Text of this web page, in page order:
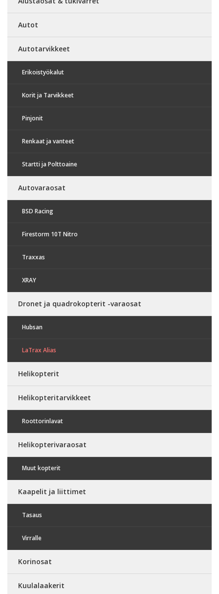
Autot
Autotarvikkeet
Erikoistyökalut
Korit ja Tarvikkeet
Pinjonit
Renkaat ja vanteet
Startti ja Polttoaine
Autovaraosat
BSD Racing
Firestorm 10T Nitro
Traxxas
XRAY
Dronet ja quadrokopterit -varaosat
Hubsan
LaTrax Alias
Helikopterit
Helikopteritarvikkeet
Roottorinlavat
Helikopterivaraosat
Muut kopterit
Kaapelit ja liittimet
Tasaus
Virralle
Korinosat
Kuulalaakerit